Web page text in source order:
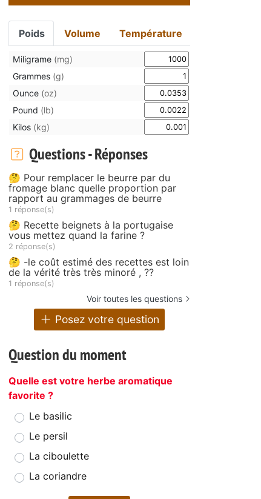
Poids Volume Température
Miligrame (mg)
Grammes (g)
Ounce (oz)
Pound (lb)
Kilos (kg)
Questions - Réponses
🤔 Pour remplacer le beurre par du
fromage blanc quelle proportion par
rapport au grammages de beurre
1 réponse(s)
🤔 Recette beignets à la portugaise
vous mettez quand la farine ?
2 réponse(s)
🤔 -le coût estimé des recettes est loin
de la vérité très très minoré , ??
1 réponse(s)
Voir toutes les questions
Posez votre question
Question du moment
Quelle est votre herbe aromatique
favorite ?
Le basilic
Le persil
La ciboulette
La coriandre